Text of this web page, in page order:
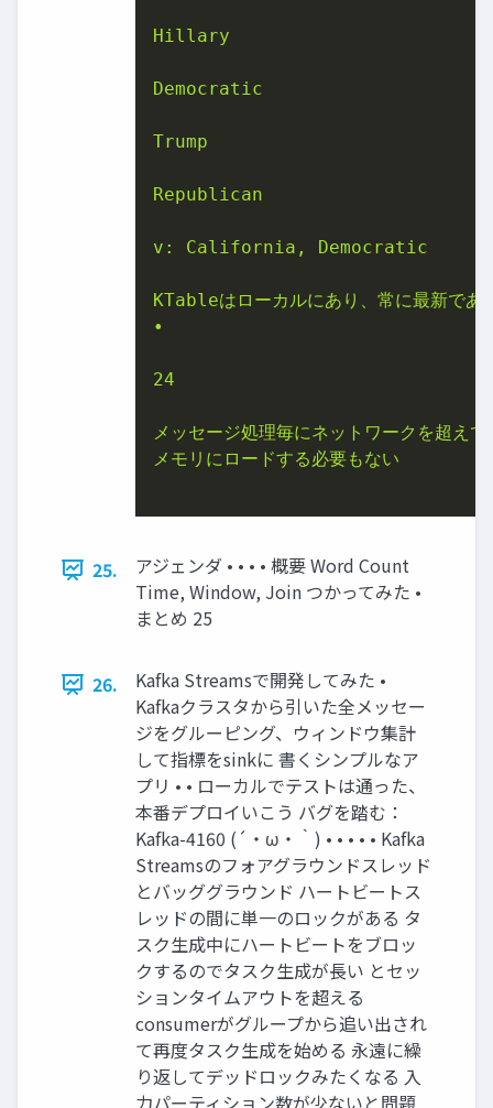
Hillary
Democratic
Trump
Republican
v: California, Democratic
KTableはローカルにあり、常に最新であ
•
24
メッセージ処理毎にネットワークを超え
メモリにロードする必要もない
25.
アジェンダ • • • • 概要 Word Count
Time, Window, Join つかってみた •
まとめ 25
26.
Kafka Streamsで開発してみた •
Kafkaクラスタから引いた全メッセー
ジをグルーピング、ウィンドウ集計
して指標をsinkに 書くシンプルなア
プリ • • ローカルでテストは通った、
本番デプロイいこう バグを踏む：
Kafka-4160 (´・ω・｀) • • • • • Kafka
Streamsのフォアグラウンドスレッド
とバッググラウンド ハートビートス
レッドの間に単一のロックがある タ
スク生成中にハートビートをブロッ
クするのでタスク生成が長い とセッ
ションタイムアウトを超える
consumerがグループから追い出され
て再度タスク生成を始める 永遠に繰
り返してデッドロックみたくなる 入